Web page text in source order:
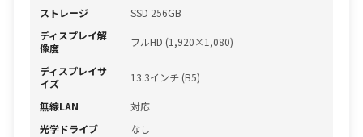
ストレージ
SSD 256GB
ディスプレイ解
像度
フルHD (1,920×1,080)
ディスプレイサ
イズ
13.3インチ (B5)
無線LAN
対応
光学ドライブ
なし